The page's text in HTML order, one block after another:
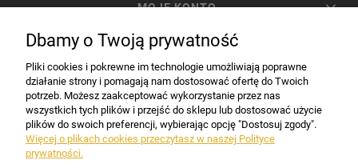
MOJE KONTO
INFORMACJE
Dbamy o Twoją prywatność
Pliki cookies i pokrewne im technologie umożliwiają poprawne
działanie strony i pomagają nam dostosować ofertę do Twoich
potrzeb. Możesz zaakceptować wykorzystanie przez nas
wszystkich tych plików i przejść do sklepu lub dostosować użycie
plików do swoich preferencji, wybierając opcję "Dostosuj zgody".
Więcej o plikach cookies przeczytasz w naszej Polityce
prywatności.